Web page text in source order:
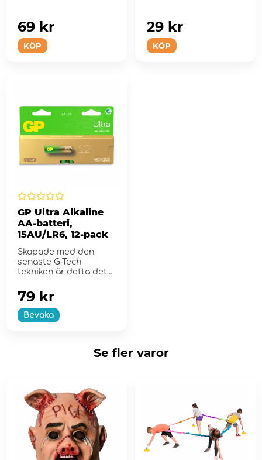
KÖP
69 kr
KÖP
29 kr
GP Ultra Alkaline
AA-batteri,
15AU/LR6, 12-pack
Skapade med den
senaste G-Tech
tekniken är detta det
batteriet.
Bevaka
79 kr
Se fler varor